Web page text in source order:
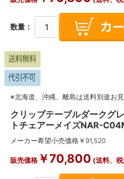
数量：
※北海道、沖縄、離島は送料別途お見
クリップテーブルダークグ
トチェアーメイズNAR-
メーカー希望小売価格￥ 91,520
販売価格￥70,800 (送料、